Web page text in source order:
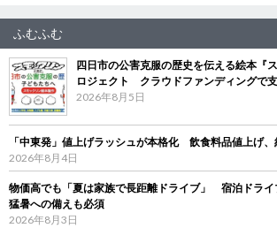
ふむふむ
四日市の公害克服の歴史を伝える絵本『
ロジェクト クラウドファンディングで
2026年8月5日
「中東発」値上げラッシュが本格化 飲食料品値上げ
2026年8月4日
物価高でも「夏は家族で長距離ドライブ」 宿泊ドライ
猛暑への備えも必須
2026年8月3日